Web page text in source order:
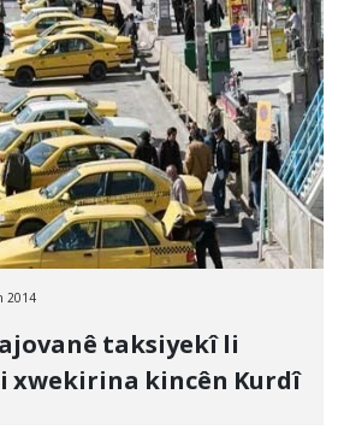
2014
taksiyekî li
xwekirina kincên Kurdî